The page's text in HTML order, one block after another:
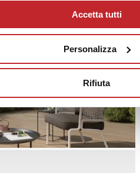
Accetta tutti
Personalizza
Rifiuta